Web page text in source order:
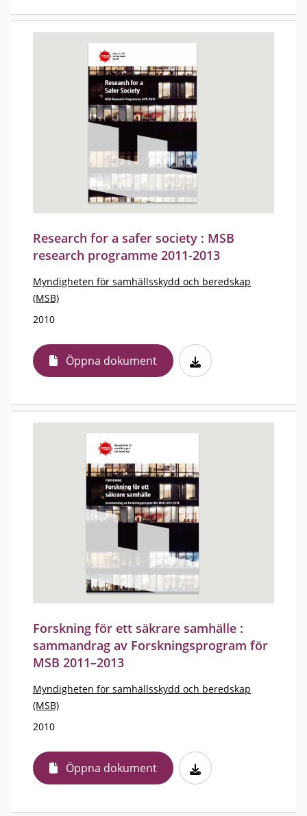
Research for a safer society : MSB
research programme 2011-2013
Myndigheten för samhällsskydd och beredskap
(MSB)
2010
Öppna dokument
Forskning för ett säkrare samhälle :
sammandrag av Forskningsprogram för
MSB 2011–2013
Myndigheten för samhällsskydd och beredskap
(MSB)
2010
Öppna dokument